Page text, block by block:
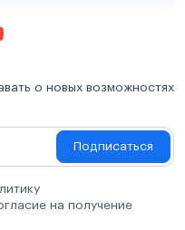
о новых возможностях
Подписаться
на получение